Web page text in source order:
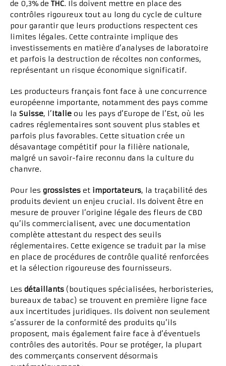
de 0,3% de THC. Ils doivent mettre en place des
contrôles rigoureux tout au long du cycle de culture
pour garantir que leurs productions respectent ces
limites légales. Cette contrainte implique des
investissements en matière d’analyses de laboratoire
et parfois la destruction de récoltes non conformes,
représentant un risque économique significatif.
Les producteurs français font face à une concurrence
européenne importante, notamment des pays comme
la Suisse, l’Italie ou les pays d’Europe de l’Est, où les
cadres réglementaires sont souvent plus stables et
parfois plus favorables. Cette situation crée un
désavantage compétitif pour la filière nationale,
malgré un savoir-faire reconnu dans la culture du
chanvre.
Pour les grossistes et importateurs, la traçabilité des
produits devient un enjeu crucial. Ils doivent être en
mesure de prouver l’origine légale des fleurs de CBD
qu’ils commercialisent, avec une documentation
complète attestant du respect des seuils
réglementaires. Cette exigence se traduit par la mise
en place de procédures de contrôle qualité renforcées
et la sélection rigoureuse des fournisseurs.
Les détaillants (boutiques spécialisées, herboristeries,
bureaux de tabac) se trouvent en première ligne face
aux incertitudes juridiques. Ils doivent non seulement
s’assurer de la conformité des produits qu’ils
proposent, mais également faire face à d’éventuels
contrôles des autorités. Pour se protéger, la plupart
des commerçants conservent désormais